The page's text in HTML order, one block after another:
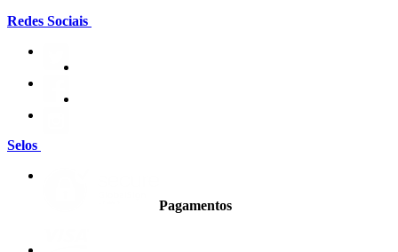
Redes Sociais
Selos
Pagamentos